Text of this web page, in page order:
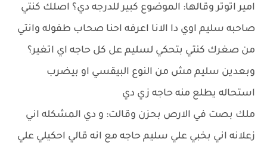
امير اتوتر وقالها: الموضوع كبير للدرجه دي؟ اصلك كنتي
صاحبه سليم اوي دا الانا اعرفه احنا صحاب طفوله وانتي
من صغرك كنتي بتحكي لسليم عل كل حاجه اي اتغير؟
وبعدين سليم مش من النوع البيقسي او بيضرب
استحاله يطلع منه حاجه زي دي
ملك بصت في الارص بحزن وقالت: و دي المشكله اني
زعلانه اني بخبي علي سليم حاجه مع انه قالي احكيلي علي